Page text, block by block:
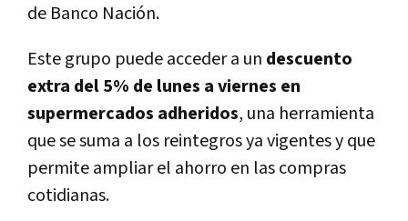
de Banco Nación.
Este grupo puede acceder a un descuento
extra del 5% de lunes a viernes en
supermercados adheridos, una herramienta
que se suma a los reintegros ya vigentes y que
permite ampliar el ahorro en las compras
cotidianas.